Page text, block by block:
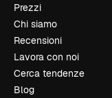
Prezzi
Chi siamo
Recensioni
Lavora con noi
Cerca tendenze
Blog